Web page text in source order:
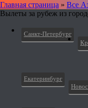
Главная страница » Все
Вылеты за рубеж из
Санкт-Петербург
Екатеринбург